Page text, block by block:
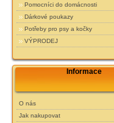
Pomocníci do domácnosti
Dárkové poukazy
Potřeby pro psy a kočky
VÝPRODEJ
Informace
O nás
Jak nakupovat